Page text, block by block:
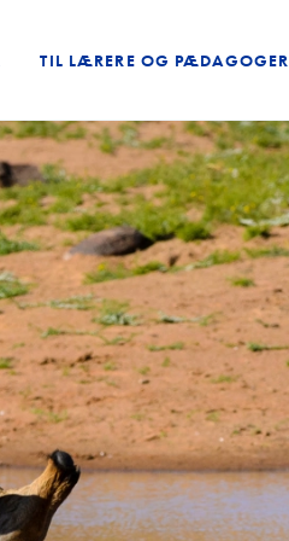
TIL LÆRERE OG PÆDAGOGER